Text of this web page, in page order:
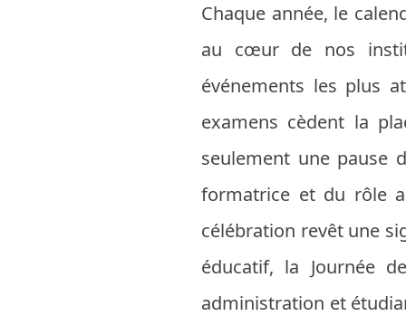
Chaque année, le
au cœur de nos
événements les plus
examens cèdent la
seulement une pause
formatrice et du rôle
célébration revêt une
éducatif, la Journée
administration et